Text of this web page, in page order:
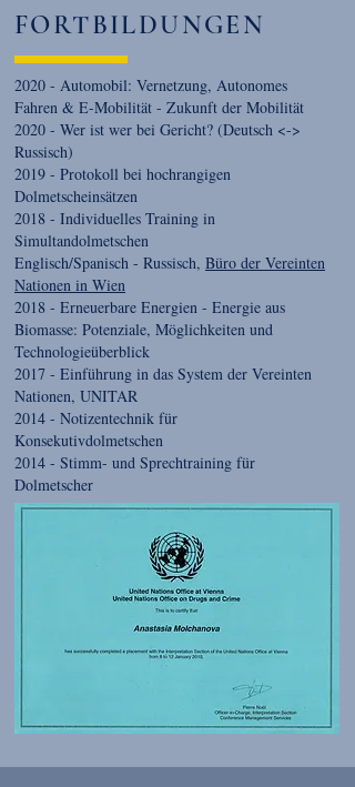
FORTBILDUNGEN
2020 - Automobil: Vernetzung, Autonomes
Fahren & E-Mobilität - Zukunft der Mobilität
2020 - Wer ist wer bei Gericht? (Deutsch <->
Russisch)
2019 - Protokoll bei hochrangigen
Dolmetscheinsätzen
2018 - Individuelles Training in
Simultandolmetschen
Englisch/Spanisch - Russisch, Büro der Vereinten
Nationen in Wien
2018 - Erneuerbare Energien - Energie aus
Biomasse: Potenziale, Möglichkeiten und
Technologieüberblick
2017 - Einführung in das System der Vereinten
Nationen, UNITAR
2014 - Notizentechnik für
Konsekutivdolmetschen
2014 - Stimm- und Sprechtraining für
Dolmetscher